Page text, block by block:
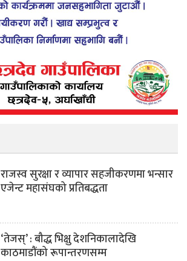
राजस्व सुरक्षा र व्यापार सहजीकरणमा भन्सार
एजेन्ट महासंघको प्रतिबद्धता
‘तेजस्’ : बौद्ध भिक्षु देशनिकालादेखि
काठमाडौंको रूपान्तरणसम्म